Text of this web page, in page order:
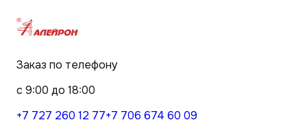
Заказ по телефону
с 9:00 до 18:00
+7 727 260 12 77+7 706 674 60 09